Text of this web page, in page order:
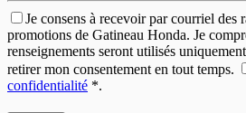
Je consens à recevoir par courriel des
promotions de Gatineau Honda. Je
renseignements seront utilisés
retirer mon consentement en tout temps.
confidentialité *.